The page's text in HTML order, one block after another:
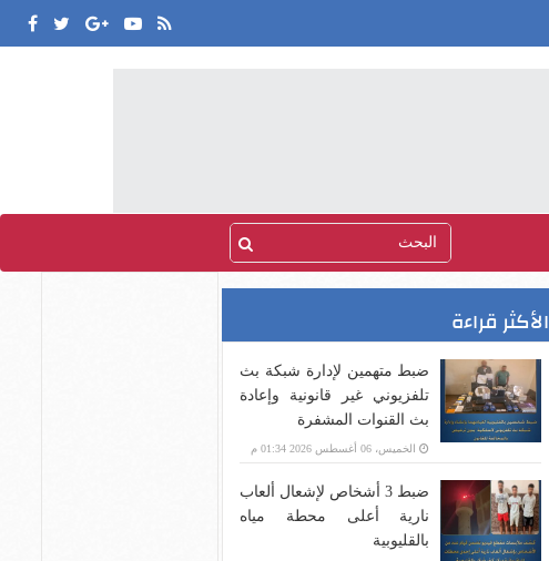
الأكثر قراءة
ضبط متهمين لإدارة شبكة بث
تلفزيوني غير قانونية وإعادة
بث القنوات المشفرة
الخميس، 06 أغسطس 2026 01:34 م
ضبط 3 أشخاص لإشعال ألعاب
نارية أعلى محطة مياه
بالقليوبية